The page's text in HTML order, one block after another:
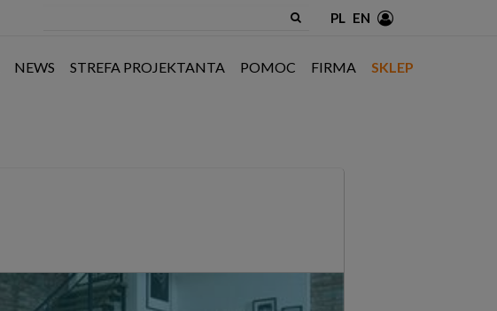
PL EN
NEWS STREFA PROJEKTANTA POMOC FIRMA SKLEP